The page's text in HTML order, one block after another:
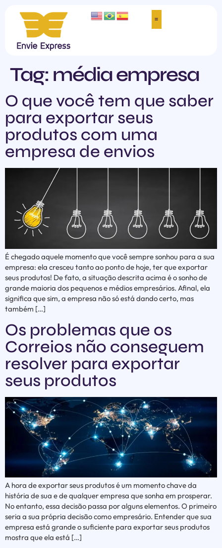
Tag: média empresa
O que você tem que saber
para exportar seus
produtos com uma
empresa de envios
É chegado aquele momento que você sempre sonhou para a sua
empresa: ela cresceu tanto ao ponto de hoje, ter que exportar
seus produtos! De fato, a situação descrita acima é o sonho de
grande maioria dos pequenos e médios empresários. Afinal, ela
significa que sim, a empresa não só está dando certo, mas
também […]
Os problemas que os
Correios não conseguem
resolver para exportar
seus produtos
A hora de exportar seus produtos é um momento chave da
história de sua e de qualquer empresa que sonha em prosperar.
No entanto, essa decisão passa por alguns elementos. O primeiro
seria a sua própria decisão como empresário. Entender que sua
empresa está grande o suficiente para exportar seus produtos
mostra que ela está […]